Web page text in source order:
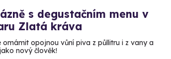
s degustačním menu v
Zlatá kráva
omámit opojnou vůní piva z půllitru i z vany a
nový člověk!